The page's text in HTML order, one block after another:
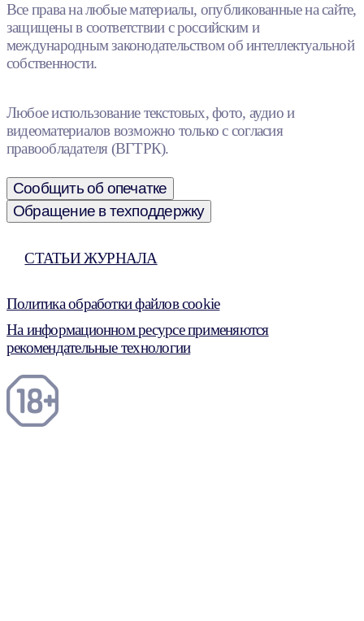
Все права на любые материалы, опубликованные на сайте,
защищены в соответствии с российским и
международным законодательством об интеллектуальной
собственности.
Любое использование текстовых, фото, аудио и
видеоматериалов возможно только с согласия
правообладателя (ВГТРК).
Сообщить об опечатке
Обращение в техподдержку
СТАТЬИ ЖУРНАЛА
Политика обработки файлов cookie
На информационном ресурсе применяются
рекомендательные технологии